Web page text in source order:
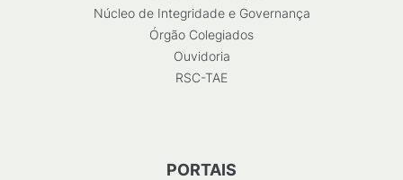
Núcleo de Integridade e Governança
Órgão Colegiados
Ouvidoria
RSC-TAE
PORTAIS